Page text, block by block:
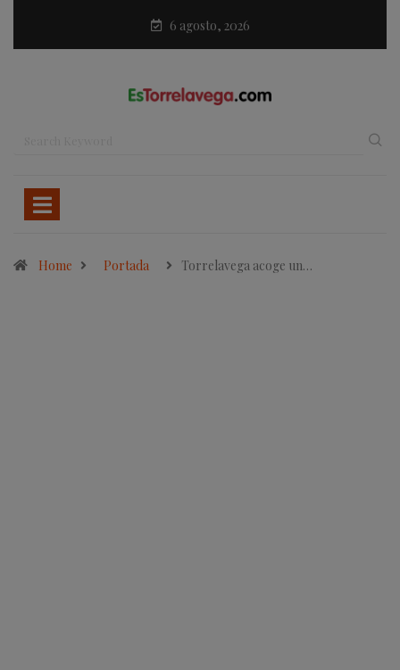
6 agosto, 2026
Home Portada Torrelavega acoge un…